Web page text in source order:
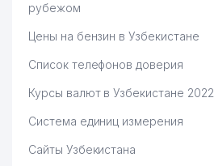
рубежом
Цены на бензин в Узбекистане
Список телефонов доверия
Курсы валют в Узбекистане 2022
Система единиц измерения
Сайты Узбекистана